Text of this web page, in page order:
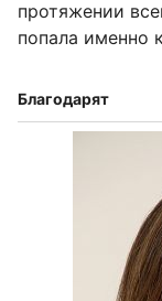
протяжении
попала именно
Благодарят